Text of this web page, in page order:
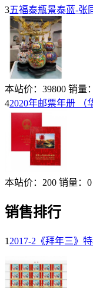
3五福泰瓶景泰蓝-张
本站价： 39800 销量：
42020年邮票年册 （
本站价： 200 销量： 0
销售排行
1 2017-2《拜年三》